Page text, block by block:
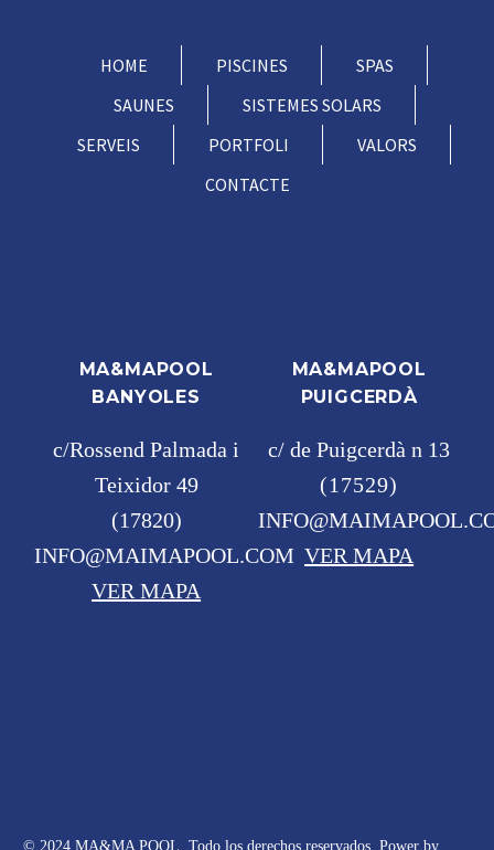
HOME PISCINES
SPAS
SAUNES
SISTEMES SOLARS
SERVEIS
PORTFOLI
VALORS
CONTACTE
MA&MAPOOL
BANYOLES
c/Rossend Palmada i
Teixidor 49
(17820)
INFO@MAIMAPOOL.COM
VER MAPA
MA&MAPOOL
PUIGCERDÀ
c/ de Puigcerdà n 13
(17529)
VER MAPA
© 2024 MA&MA POOL. Todo los derechos reservados. Power by